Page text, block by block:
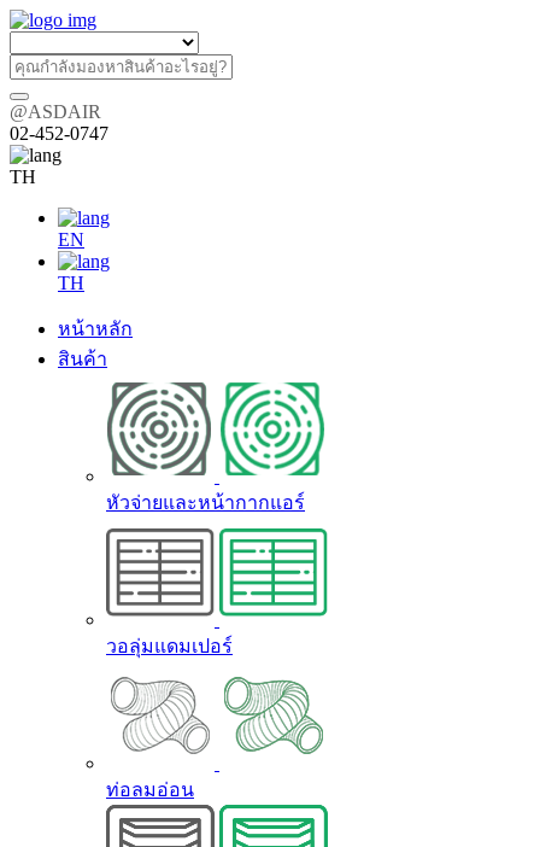
@ASDAIR
02-452-0747
TH
EN
TH
หน้าหลัก
สินค้า
หัวจ่ายและหน้ากากแอร์
วอลุ่มแดมเปอร์
ท่อลมอ่อน